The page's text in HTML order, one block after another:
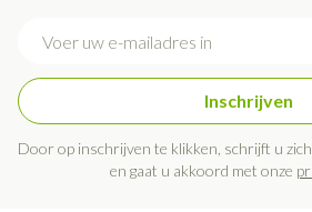
Inschrijven
Door op inschrijven te klikken, schrijft u
en gaat u akkoord met onze